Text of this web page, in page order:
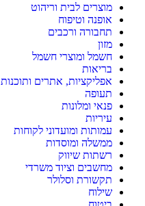
מוצרים לבית וריהוט
אופנה וטיפוח
תחבורה ורכבים
מזון
חשמל ומוצרי חשמל
בריאות
אפליקציות, אתרים ותוכנות
תעופה
פנאי ומלונות
עיריות
עמותות ומועדוני לקוחות
ממשלה ומוסדות
רשתות שיווק
מחשבים וציוד משרדי
תקשורת וסלולר
שילוח